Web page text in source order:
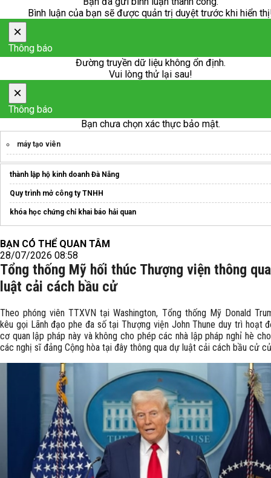
Bình luận của bạn sẽ được quản trị duyệt trước khi hiển
×
Thông báo
Đường truyền dữ liệu không ổn định.
Vui lòng thử lại sau!
×
Thông báo
Bạn chưa chọn xác thực bảo mật.
máy tạo viên
thành lập hộ kinh doanh Đà Nẵng
Quy trình mở công ty TNHH
khóa học chứng chỉ khai báo hải quan
BẠN CÓ THỂ QUAN TÂM
28/07/2026 08:58
Tổng thống Mỹ hối thúc Thượng viện thông
luật cải cách bầu cử
Theo phóng viên TTXVN tại Washington, Tổng thống Mỹ Donald
kêu gọi Lãnh đạo phe đa số tại Thượng viện John Thune duy trì hoạt
cơ quan lập pháp này và không cho phép các nhà lập pháp nghỉ hè
các nghị sĩ đảng Cộng hòa tại đây thông qua dự luật cải cách bầu cử